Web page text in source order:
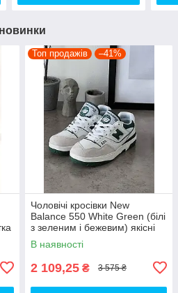
Топ продажів –41%
Чоловічі кросівки New
Balance 550 White Green (білі
з зеленим і бежевим) якісні
модні кроси NB020 топ
В наявності
2 109,25 ₴ 3 575 ₴